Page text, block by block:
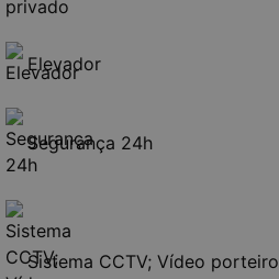
Elevador
Segurança 24h
Sistema CCTV; Vídeo porteiro